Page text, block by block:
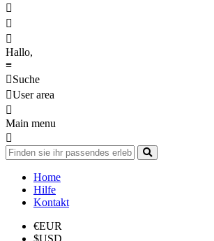



Hallo,
≡
Suche
User area

Main menu

Home
Hilfe
Kontakt
€EUR
$USD